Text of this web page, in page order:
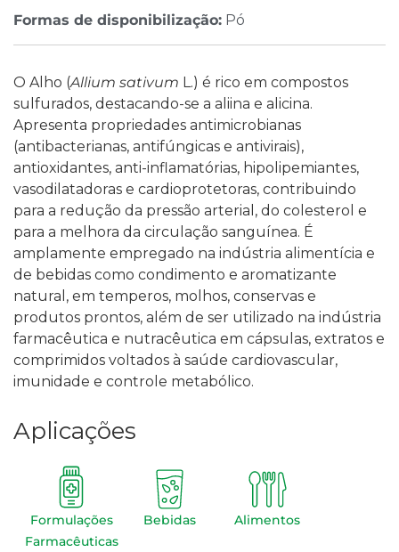
Formas de disponibilização: Pó
O Alho (Allium sativum L.) é rico em compostos
sulfurados, destacando-se a aliina e alicina.
Apresenta propriedades antimicrobianas
(antibacterianas, antifúngicas e antivirais),
antioxidantes, anti-inflamatórias, hipolipemiantes,
vasodilatadoras e cardioprotetoras, contribuindo
para a redução da pressão arterial, do colesterol e
para a melhora da circulação sanguínea. É
amplamente empregado na indústria alimentícia e
de bebidas como condimento e aromatizante
natural, em temperos, molhos, conservas e
produtos prontos, além de ser utilizado na indústria
farmacêutica e nutracêutica em cápsulas, extratos e
comprimidos voltados à saúde cardiovascular,
imunidade e controle metabólico.
Aplicações
Formulações
Farmacêuticas
Bebidas Alimentos